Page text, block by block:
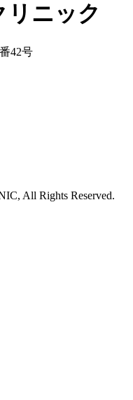
リニック
42号
All Rights Reserved.